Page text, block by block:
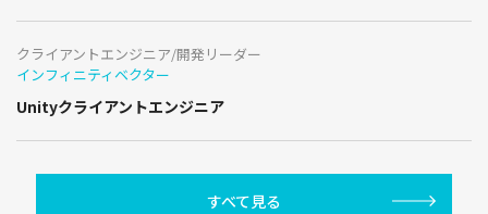
クライアントエンジニア/開発リーダー
インフィニティベクター
Unityクライアントエンジニア
すべて見る